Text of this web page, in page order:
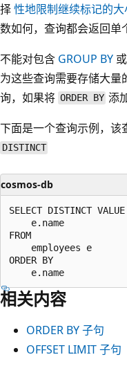
择性地限制继续标记的大
数如何，查询都会返回单
不能对包含 GROUP BY 或
为这些查询需要存储大量
询，如果将 ORDER BY 添
下面是一个查询示例，该
DISTINCT
cosmos-db
SELECT DISTINCT VALUE
    e.name
FROM
    employees e
ORDER BY
相关内容
ORDER BY子句
OFFSET LIMIT子句